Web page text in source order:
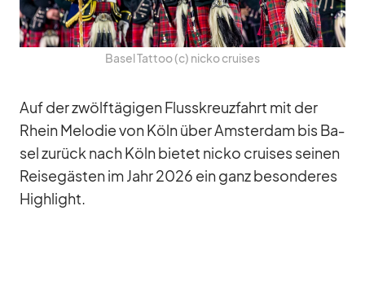
Ba­sel Tat­too (c) nicko crui­ses
Auf der zwölf­tä­gi­gen Fluss­kreuz­fahrt mit der
Rhein Me­lo­die von Köln über Ams­ter­dam bis Ba­
sel zu­rück nach Köln bie­tet nicko crui­ses sei­nen
Rei­se­gäs­ten im Jahr 2026 ein ganz be­son­de­res
High­light.